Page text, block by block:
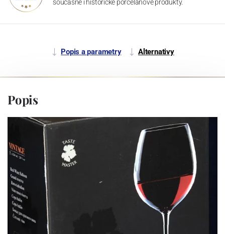
současné i historické porcelánové produkty.
Popis a parametry Alternativy
Popis